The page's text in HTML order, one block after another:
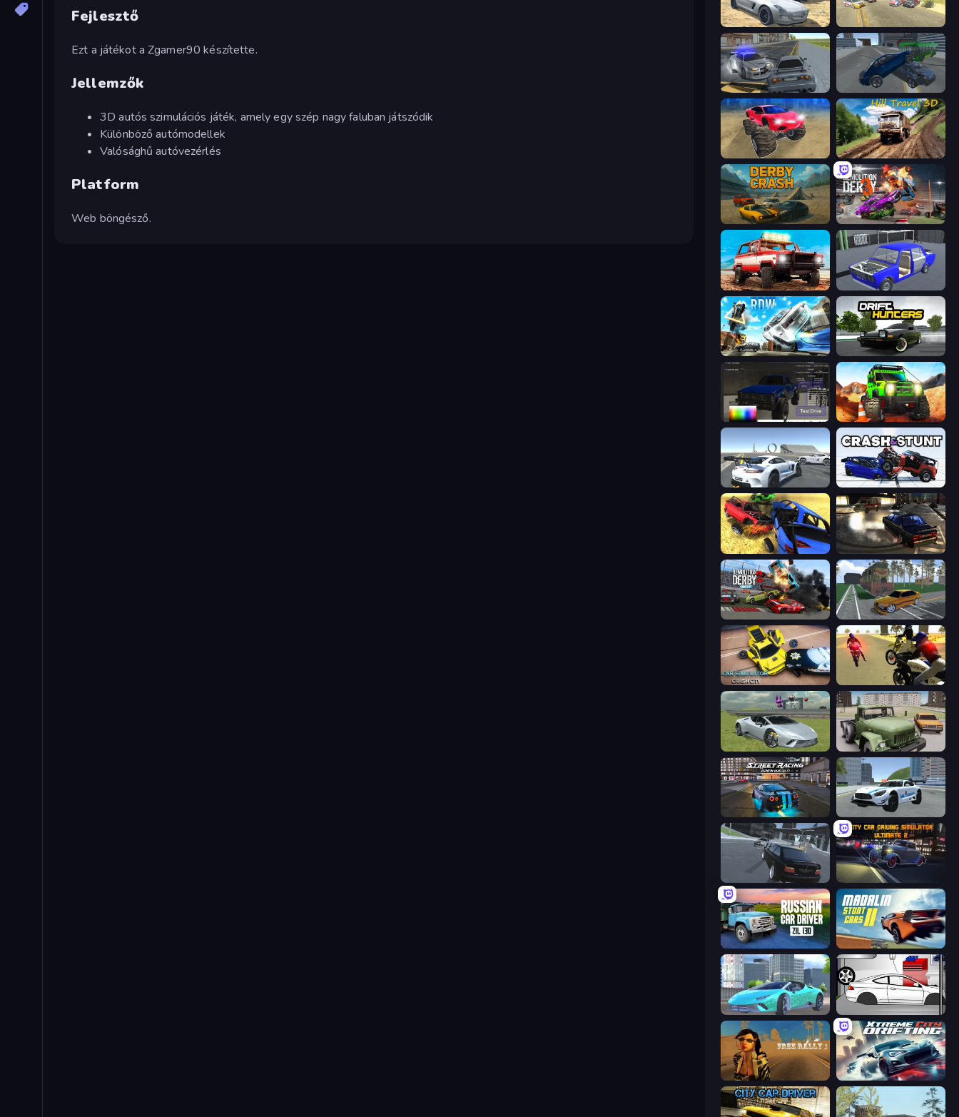
Fejlesztő
Ezt a játékot a Zgamer90 készítette.
Jellemzők
3D autós szimulációs játék, amely egy szép nagy faluban játszódik
Különböző autómodellek
Valósághű autóvezérlés
Platform
Web böngésző.
Derby Crash 2 Derby Crash 3
RCC City Racing Offroader V6
Hill Travel 3D
Derby Crash Demolition Derby 3
Offroad Masters Challenge Taz Mechanic Simulator
Real Drift World Drift Hunters
Car Inspector: Truck Offroad Life 3D
Crash & Stunt
Car Crash Simulator Royale City Classic Car Driving: 131
Demolition Derby 2 Obby: Car Crash Sandbox
Car Simulator: Crash City 3D Moto Simulator 2
Sports Cars Driver Truck Driver Easy Road
Crazy Stunt Cars 2
Transporter Hot Pursuit
Russian Car Driver ZIL 130 Madalin Stunt Cars 2
Real City Driver Drag Racer V2
Free Rally 2 Xtreme City Drifting